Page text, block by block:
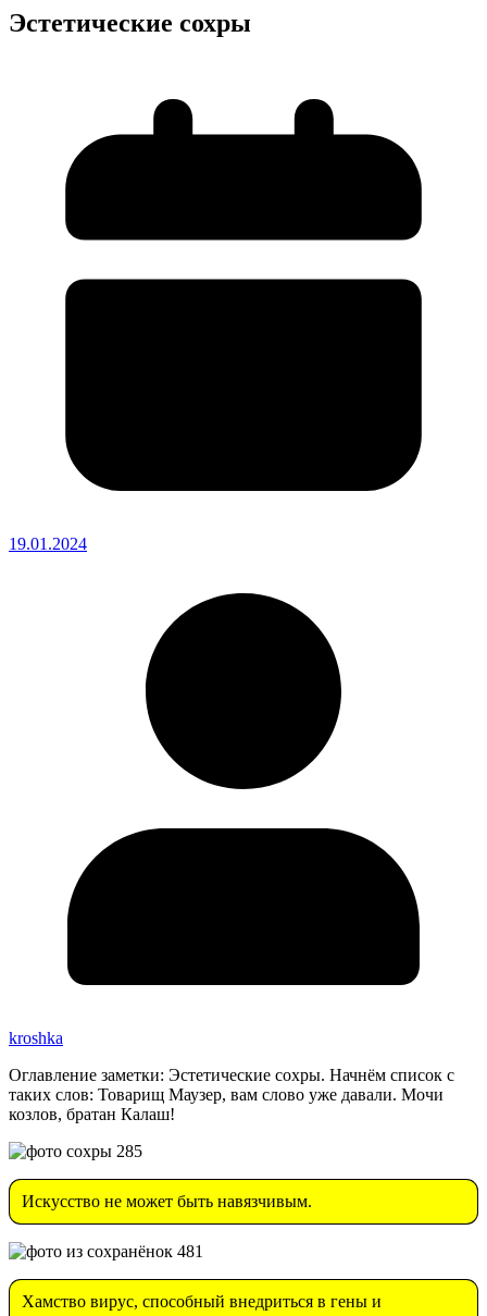
Эстетические сохры
19.01.2024
kroshka
Оглавление заметки: Эстетические сохры. Начнём список с
таких слов: Товарищ Маузер, вам слово уже давали. Мочи
козлов, братан Калаш!
Искусство не может быть навязчивым.
Хамство вирус, способный внедриться в гены и